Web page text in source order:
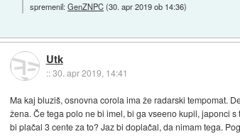
spremenil:GenZNPC(30. apr 2019 ob 14:36)
Utk
::30. apr 2019, 14:41
Ma kaj bluziš, osnovna corola ima že radarski tempomat.
žena. Če tega polo ne bi imel, bi ga vseeno kupil, japonci
bi plačal 3 cente za to? Jaz bi doplačal, da nimam tega.